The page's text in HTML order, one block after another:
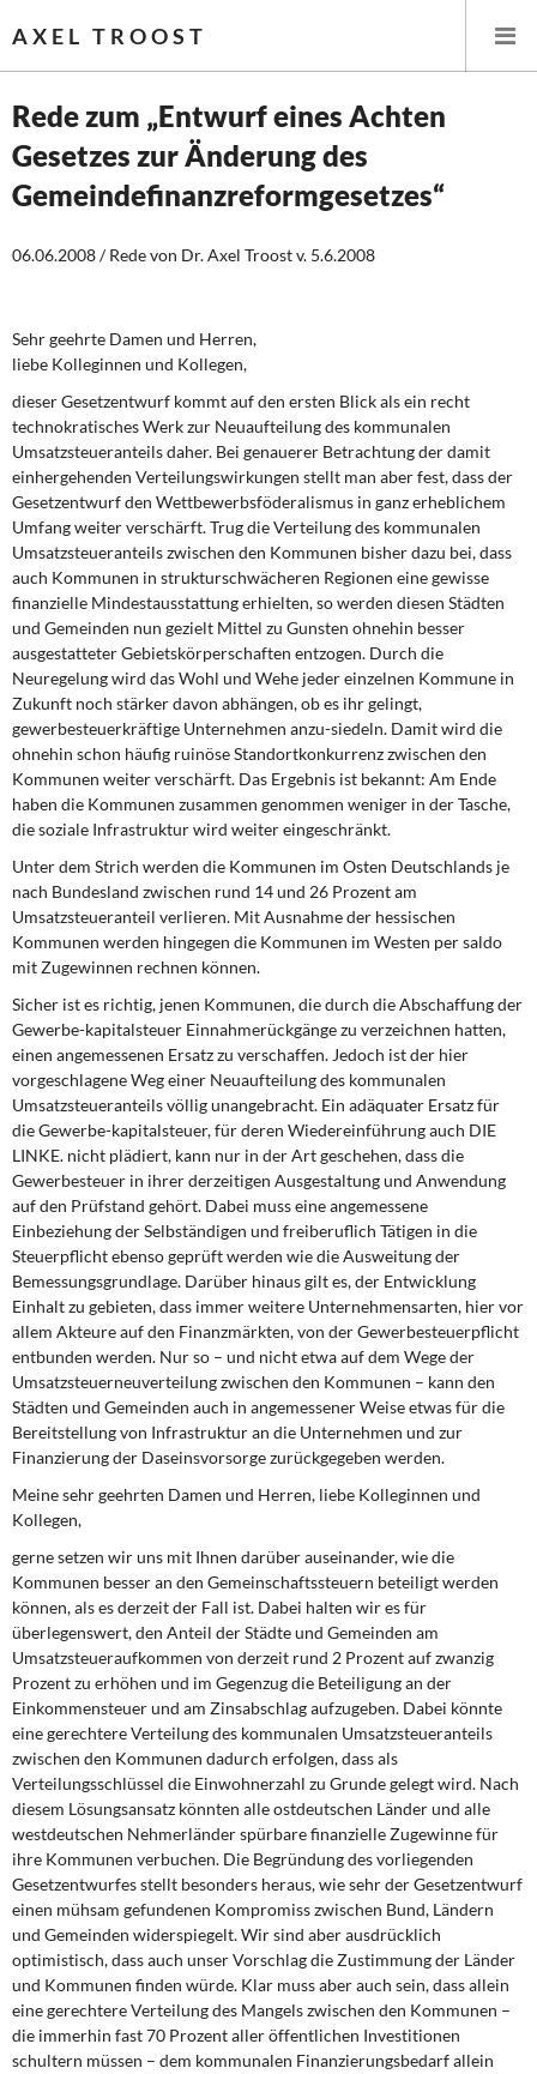
AXEL TROOST
Startseite
Wirtschaftspolitik
Öffentliche Infrastruktur und Daseinsvorsorge
Eurokrise und Griechenland
DIE LINKE
Weitere Themen
Memo-Gruppe
Institut Solidarische Moderne
Rosa-Luxemburg-Stiftung
Über mich
Kontakt
Rede zum „Entwurf eines Achten
Gesetzes zur Änderung des
Gemeindefinanzreformgesetzes“
06.06.2008 / Rede von Dr. Axel Troost v. 5.6.2008
Sehr geehrte Damen und Herren,
liebe Kolleginnen und Kollegen,
dieser Gesetzentwurf kommt auf den ersten Blick als ein recht
technokratisches Werk zur Neuaufteilung des kommunalen
Umsatzsteueranteils daher. Bei genauerer Betrachtung der damit
einhergehenden Verteilungswirkungen stellt man aber fest, dass der
Gesetzentwurf den Wettbewerbsföderalismus in ganz erheblichem
Umfang weiter verschärft. Trug die Verteilung des kommunalen
Umsatzsteueranteils zwischen den Kommunen bisher dazu bei, dass
auch Kommunen in strukturschwächeren Regionen eine gewisse
finanzielle Mindestausstattung erhielten, so werden diesen Städten
und Gemeinden nun gezielt Mittel zu Gunsten ohnehin besser
ausgestatteter Gebietskörperschaften entzogen. Durch die
Neuregelung wird das Wohl und Wehe jeder einzelnen Kommune in
Zukunft noch stärker davon abhängen, ob es ihr gelingt,
gewerbesteuerkräftige Unternehmen anzu-siedeln. Damit wird die
ohnehin schon häufig ruinöse Standortkonkurrenz zwischen den
Kommunen weiter verschärft. Das Ergebnis ist bekannt: Am Ende
haben die Kommunen zusammen genommen weniger in der Tasche,
die soziale Infrastruktur wird weiter eingeschränkt.
Unter dem Strich werden die Kommunen im Osten Deutschlands je
nach Bundesland zwischen rund 14 und 26 Prozent am
Umsatzsteueranteil verlieren. Mit Ausnahme der hessischen
Kommunen werden hingegen die Kommunen im Westen per saldo
mit Zugewinnen rechnen können.
Sicher ist es richtig, jenen Kommunen, die durch die Abschaffung der
Gewerbe-kapitalsteuer Einnahmerückgänge zu verzeichnen hatten,
einen angemessenen Ersatz zu verschaffen. Jedoch ist der hier
vorgeschlagene Weg einer Neuaufteilung des kommunalen
Umsatzsteueranteils völlig unangebracht. Ein adäquater Ersatz für
die Gewerbe-kapitalsteuer, für deren Wiedereinführung auch DIE
LINKE. nicht plädiert, kann nur in der Art geschehen, dass die
Gewerbesteuer in ihrer derzeitigen Ausgestaltung und Anwendung
auf den Prüfstand gehört. Dabei muss eine angemessene
Einbeziehung der Selbständigen und freiberuflich Tätigen in die
Steuerpflicht ebenso geprüft werden wie die Ausweitung der
Bemessungsgrundlage. Darüber hinaus gilt es, der Entwicklung
Einhalt zu gebieten, dass immer weitere Unternehmensarten, hier vor
allem Akteure auf den Finanzmärkten, von der Gewerbesteuerpflicht
entbunden werden. Nur so – und nicht etwa auf dem Wege der
Umsatzsteuerneuverteilung zwischen den Kommunen – kann den
Städten und Gemeinden auch in angemessener Weise etwas für die
Bereitstellung von Infrastruktur an die Unternehmen und zur
Finanzierung der Daseinsvorsorge zurückgegeben werden.
Meine sehr geehrten Damen und Herren, liebe Kolleginnen und
Kollegen,
gerne setzen wir uns mit Ihnen darüber auseinander, wie die
Kommunen besser an den Gemeinschaftssteuern beteiligt werden
können, als es derzeit der Fall ist. Dabei halten wir es für
überlegenswert, den Anteil der Städte und Gemeinden am
Umsatzsteueraufkommen von derzeit rund 2 Prozent auf zwanzig
Prozent zu erhöhen und im Gegenzug die Beteiligung an der
Einkommensteuer und am Zinsabschlag aufzugeben. Dabei könnte
eine gerechtere Verteilung des kommunalen Umsatzsteueranteils
zwischen den Kommunen dadurch erfolgen, dass als
Verteilungsschlüssel die Einwohnerzahl zu Grunde gelegt wird. Nach
diesem Lösungsansatz könnten alle ostdeutschen Länder und alle
westdeutschen Nehmerländer spürbare finanzielle Zugewinne für
ihre Kommunen verbuchen. Die Begründung des vorliegenden
Gesetzentwurfes stellt besonders heraus, wie sehr der Gesetzentwurf
einen mühsam gefundenen Kompromiss zwischen Bund, Ländern
und Gemeinden widerspiegelt. Wir sind aber ausdrücklich
optimistisch, dass auch unser Vorschlag die Zustimmung der Länder
und Kommunen finden würde. Klar muss aber auch sein, dass allein
eine gerechtere Verteilung des Mangels zwischen den Kommunen –
die immerhin fast 70 Prozent aller öffentlichen Investitionen
schultern müssen – dem kommunalen Finanzierungsbedarf allein